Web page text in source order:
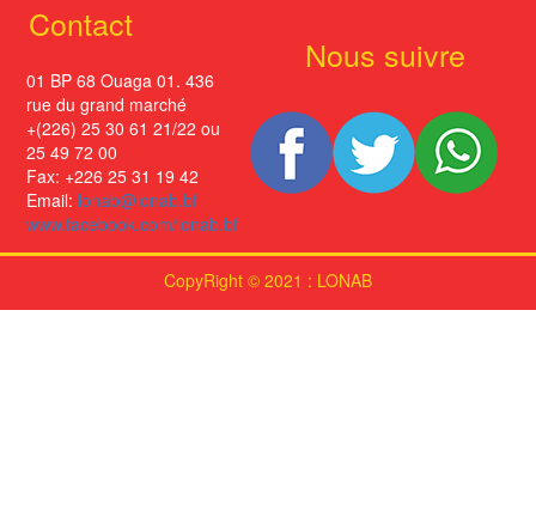
Contact
01 BP 68 Ouaga 01. 436
rue du grand marché
+(226) 25 30 61 21/22 ou
25 49 72 00
Fax: +226 25 31 19 42
Email: lonab@lonab.bf
www.facebook.com/lonab.bf
Nous suivre
CopyRight © 2021 : LONAB